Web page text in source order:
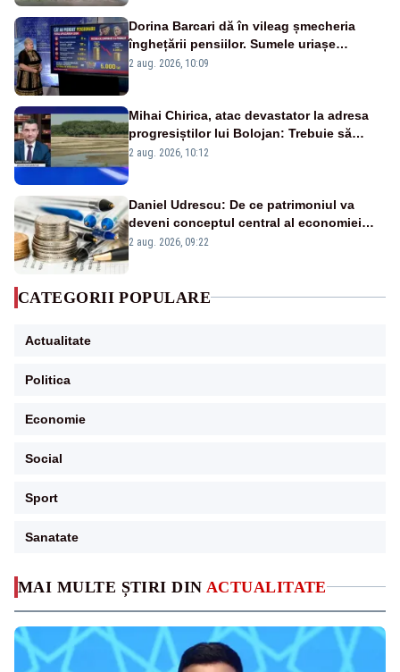
MAI MULTE ȘTIRI DIN ACTUALITATE
Dorina Barcari dă în vileag șmecheria
înghețării pensiilor. Sumele uriașe
pierdute de fiecare român
2 aug. 2026, 10:09
Mihai Chirica, atac devastator la adresa
progresiștilor lui Bolojan: Trebuie să
protejăm și natura, dar nu șținem omaneii
2 aug. 2026, 10:12
Daniel Udrescu: De ce patrimoniul va
deveni conceptul central al economiei
viitoare?
2 aug. 2026, 09:22
CATEGORII POPULARE
Actualitate
Politica
Economie
Social
Sport
Sanatate